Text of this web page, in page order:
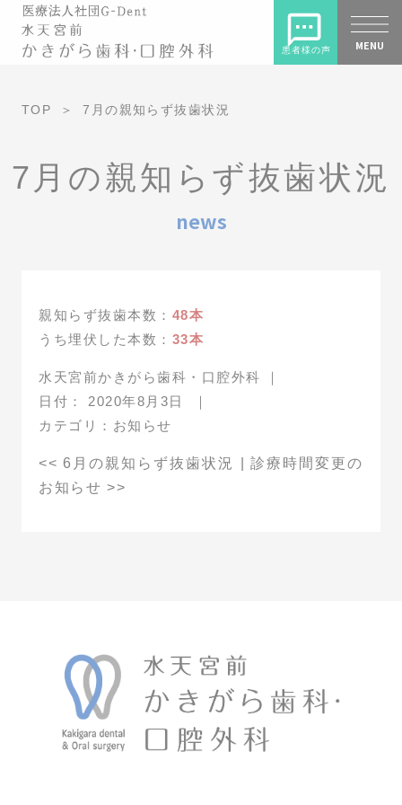
TOP 7月の親知らず抜歯状況
7月の親知らず抜歯状況
news
親知らず抜歯本数： 48本
うち埋伏した本数： 33本
水天宮前かきがら歯科・口腔外科
｜
日付： 2020年8月3日
｜
カテゴリ： お知らせ
<< 6月の親知らず抜歯状況 |診療時間変更の
お知らせ>>
MENU
患者様の声